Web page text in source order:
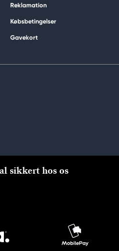
Reklamation
Købsbetingelser
Gavekort
sikkert hos os